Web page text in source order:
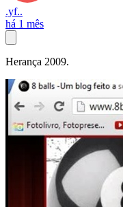
.yf..
há 1 mês
Herança 2009.